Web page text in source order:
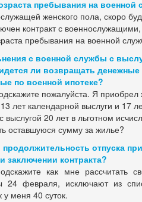
пребывания на военной
женского пола, скоро
контракт с
пребывания на военной
с военной службы с
ли возвращать денежные
по военной ипотеке?
пожалуйста. Я
лет календарной выслуги и 17
выслугой 20 лет в льготном
оставшуюся сумму за жилье?
продолжительность отпуска
заключении контракта?
как мне рассчитать
24 февраля, исключают из
у меня 40 суток.